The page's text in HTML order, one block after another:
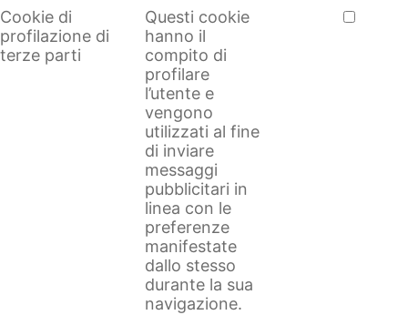
Cookie di
profilazione di
terze parti
Questi cookie
hanno il
compito di
profilare
l’utente e
vengono
utilizzati al fine
di inviare
messaggi
pubblicitari in
linea con le
preferenze
manifestate
dallo stesso
durante la sua
navigazione.